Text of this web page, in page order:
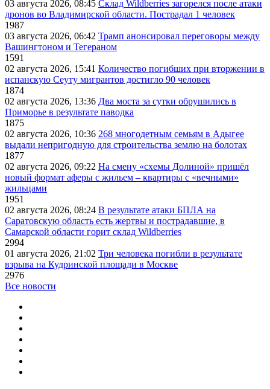
03 августа 2026, 08:45 Склад Wildberries загорелся после атаки
дронов во Владимирской области. Пострадал 1 человек
1987
03 августа 2026, 06:42 Трамп анонсировал переговоры между
Вашингтоном и Тегераном
1591
02 августа 2026, 15:41 Количество погибших при вторжении в
испанскую Сеуту мигрантов достигло 90 человек
1874
02 августа 2026, 13:36 Два моста за сутки обрушились в
Приморье в результате паводка
1875
02 августа 2026, 10:36 268 многодетным семьям в Адыгее
выдали непригодную для строительства землю на болотах
1877
02 августа 2026, 09:22 На смену «схемы Долиной» пришёл
новый формат аферы с жильем – квартиры с «вечными»
жильцами
1951
02 августа 2026, 08:24 В результате атаки БПЛА на
Саратовскую область есть жертвы и пострадавшие, в
Самарской области горит склад Wildberries
2994
01 августа 2026, 21:02 Три человека погибли в результате
взрыва на Кудринской площади в Москве
2976
Все новости